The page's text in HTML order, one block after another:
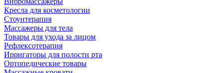
Кресла для косметологии
Стоунтерапия
Массажеры для тела
Товары для ухода за лицом
Рефлексотерапия
Ирригаторы для полости рта
Ортопедические товары